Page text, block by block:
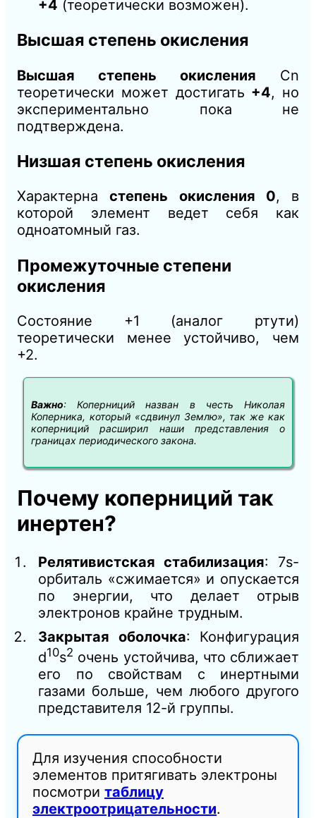
+4 (теоретически возможен).
Высшая степень окисления
Высшая степень окисления Cn
теоретически может достигать +4, но
экспериментально пока не
подтверждена.
Низшая степень окисления
Характернастепень окисления 0, в
которой элемент ведет себя как
одноатомный газ.
Промежуточные степени
окисления
Состояние +1 (аналог ртути)
теоретически менее устойчиво, чем
+2.
Важно: Коперниций назван в честь Николая
Коперника, который «сдвинул Землю», так же как
коперниций расширил наши представления о
границах периодического закона.
Почему коперниций так
инертен?
Релятивистская стабилизация: 7s-
орбиталь «сжимается» и опускается
по энергии, что делает отрыв
электронов крайне трудным.
Закрытая оболочка: Конфигурация
d10s2 очень устойчива, что сближает
его по свойствам с инертными
газами больше, чем любого другого
представителя 12-й группы.
Для изучения способности
элементов притягивать электроны
посмотри таблицу
электроотрицательности.